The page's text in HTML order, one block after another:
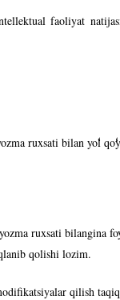
faoliyat
ruxsati bilan yol qo
ruxsati bilangina
qolishi lozim.
qilish